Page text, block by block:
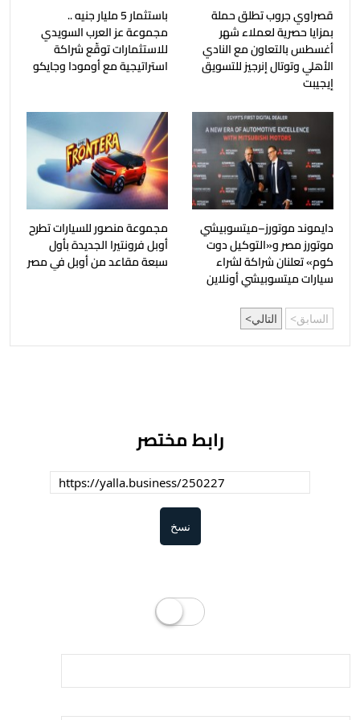
قصراوي جروب تطلق حملة
بمزايا حصرية لعملاء شهر
أغسطس بالتعاون مع النادي
الأهلي وتوتال إنرجيز للتسويق
إيجيبت
باستثمار 5 مليار جنيه ..
مجموعة عز العرب السويدي
للاستثمارات توقّع شراكة
استراتيجية مع أومودا وجايكو
دايموند موتورز–ميتسوبيشي
موتورز مصر و«التوكيل دوت
كوم» تعلنان شراكة لشراء
سيارات ميتسوبيشي أونلاين
مجموعة منصور للسيارات تطرح
أوبل فرونتيرا الجديدة بأول
سبعة مقاعد من أوبل في مصر
السابق التالي
رابط مختصر
نسخ